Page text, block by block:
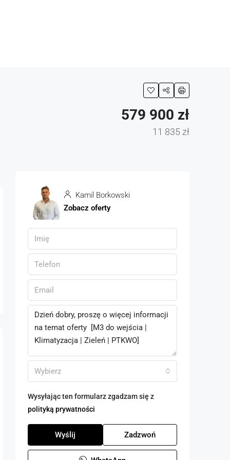
579 900 zł
11 835 zł
Kamil Borkowski
Zobacz oferty
Wybierz
Wysyłając ten formularz zgadzam się z
polityką prywatności
Wyślij Zadzwoń